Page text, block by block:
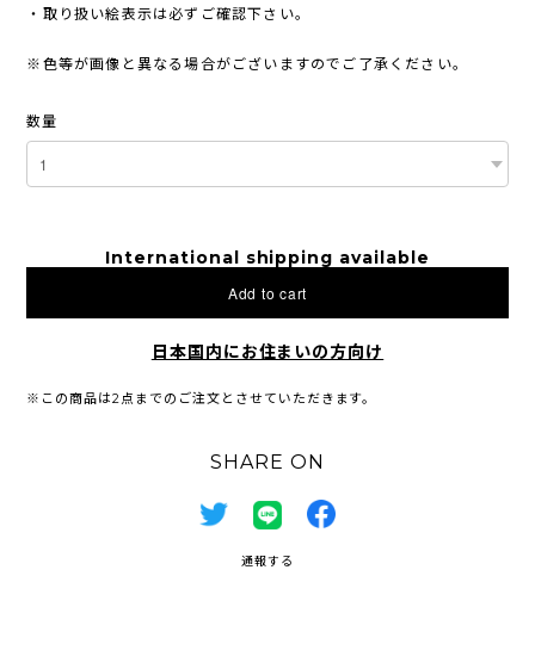
・取り扱い絵表示は必ずご確認下さい。
※色等が画像と異なる場合がございますのでご了承ください。
数量
International shipping available
Add to cart
日本国内にお住まいの方向け
※この商品は2点までのご注文とさせていただきます。
SHARE ON
通報する